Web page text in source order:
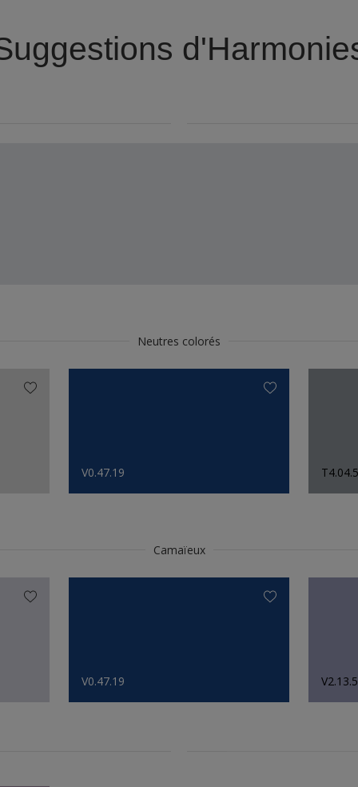
Neutres colorés
V0.47.19
Camaïeux
V0.47.19